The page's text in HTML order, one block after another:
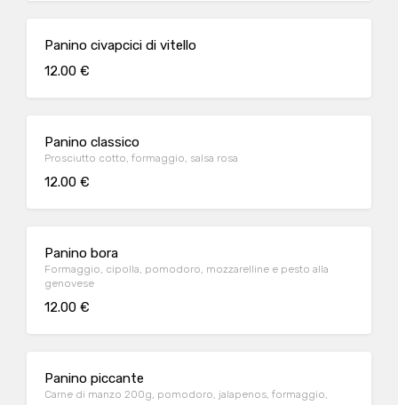
Panino civapcici di vitello
12.00 €
Panino classico
Prosciutto cotto, formaggio, salsa rosa
12.00 €
Panino bora
Formaggio, cipolla, pomodoro, mozzarelline e pesto alla
genovese
12.00 €
Panino piccante
Carne di manzo 200g, pomodoro, jalapenos, formaggio,